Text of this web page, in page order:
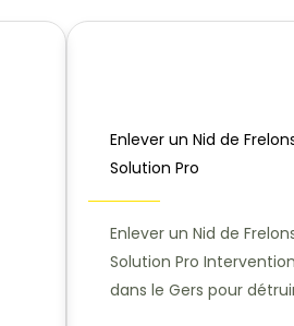
Enlever un Nid de
Solution Pro
Enlever un Nid de
Solution Pro
dans le Gers pour